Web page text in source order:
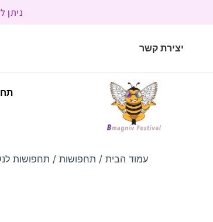
ניתן להגיע
יצירת קשר
עמוד הבית/ תחפושות/ תחפושות